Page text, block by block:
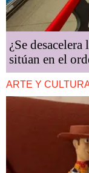
¿Se
sitúan en el
ARTE Y